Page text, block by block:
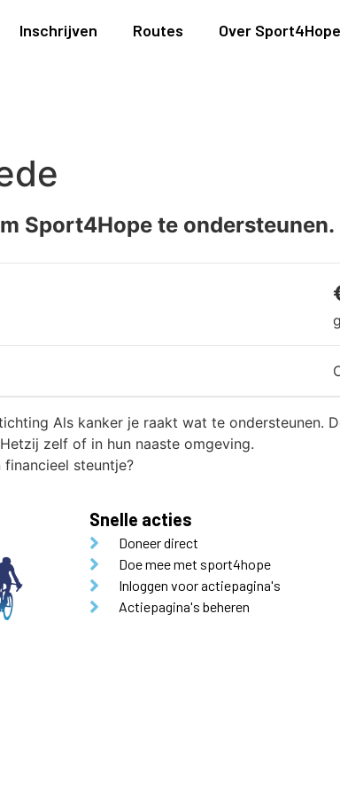
Inschrijven Routes Over Sport4Hope
Sport4Hope te ondersteunen.
Als kanker je raakt wat te ondersteunen.
zelf of in hun naaste omgeving.
financieel steuntje?
Snelle acties
Doneer direct
Doe mee met sport4hope
Inloggen voor actiepagina's
Actiepagina's beheren